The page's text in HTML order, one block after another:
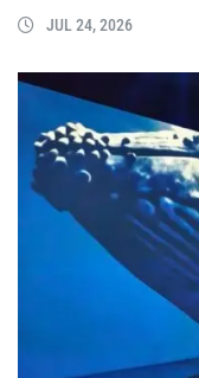
JUL 24, 2026